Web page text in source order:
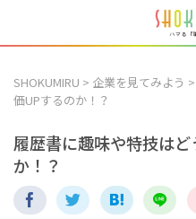
SHOKUMIRU > 企業を見てみよう >
価UPするのか！？
履歴書に趣味や特技は
か！？